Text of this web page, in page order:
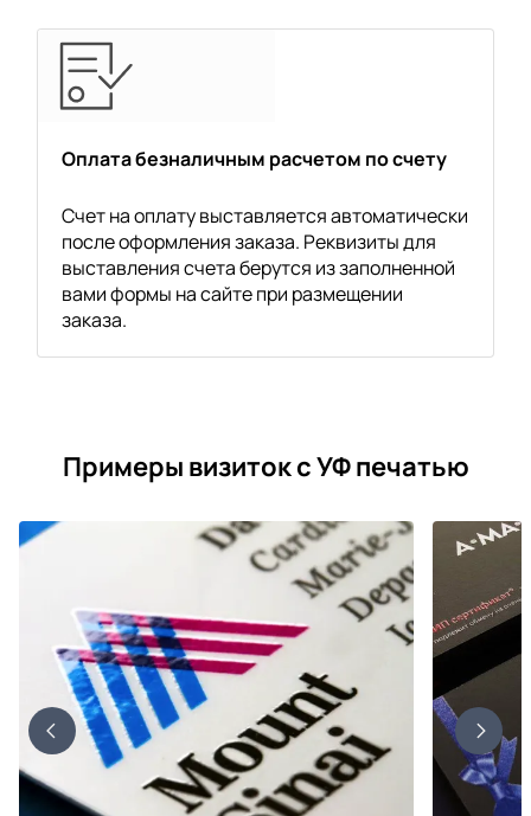
Оплата безналичным расчетом по счету
Счет на оплату выставляется автоматически
после оформления заказа. Реквизиты для
выставления счета берутся из заполненной
вами формы на сайте при размещении
заказа.
Примеры визиток с УФ печатью